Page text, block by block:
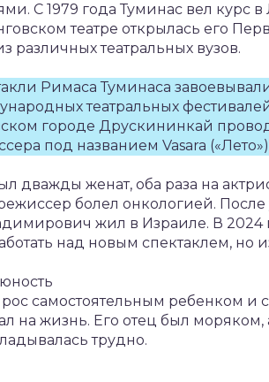
С 1979 года Туминас вел курс
театре открылась его
различных театральных вузов.
Римаса Туминаса
театральных
городе Друскининкай
под названием Vasara
дважды женат, оба раза на
болел онкологией. После
жил в Израиле. В 2024
над новым спектаклем, но
самостоятельным ребенком и с
на жизнь. Его отец был
трудно.